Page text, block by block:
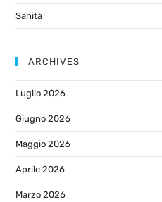
Sanità
ARCHIVES
Luglio 2026
Giugno 2026
Maggio 2026
Aprile 2026
Marzo 2026